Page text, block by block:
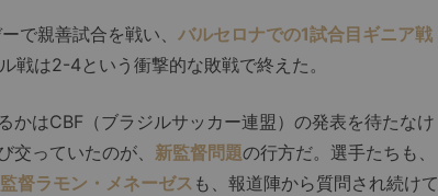
で親善試合を戦い、 バルセロナでの1試合目ギニア戦
戦は2-4という衝撃的な敗戦で終えた。
はCBF（ブラジルサッカー連盟）の発表を待たなけ
っていたのが、 新監督問題の行方だ。選手たちも、
督ラモン・メネーゼスも、報道陣から質問され続けて